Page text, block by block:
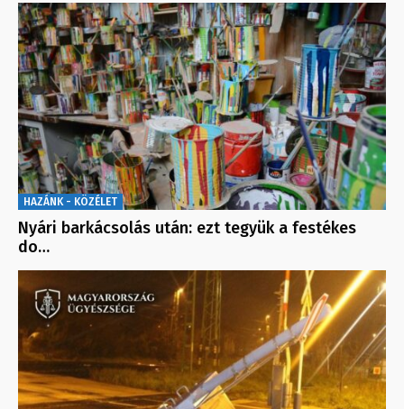
HAZÁNK - KÖZÉLET
Nyári barkácsolás után: ezt tegyük a festékes
do…